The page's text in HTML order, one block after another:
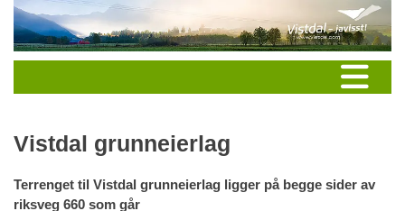
Vistdal grunneierlag
Terrenget til Vistdal grunneierlag ligger på begge sider av
riksveg 660 som går